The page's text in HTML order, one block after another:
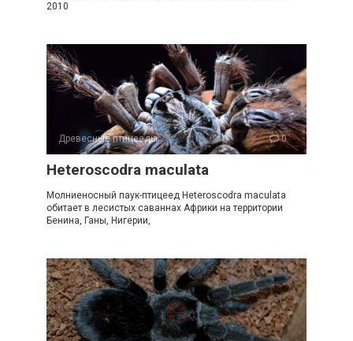
2010
Древесные птицееды 0
Heteroscodra maculata
Молниеносный паук-птицеед Heteroscodra maculata
обитает в лесистых саваннах Африки на территории
Бенина, Ганы, Нигерии,